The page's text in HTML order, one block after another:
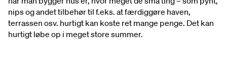
nips og andet tilbehør til f.eks. at færdiggøre haven,
terrassen osv. hurtigt kan koste ret mange penge. Det kan
hurtigt løbe op i meget store summer.